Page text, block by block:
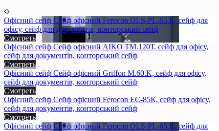
Офісний сейф Сейф офiсний Ferocon OLS-PL-65.К, сейф для
офiсу, сейф для документiв, конторський сейф
Смотреть
Офісний сейф Сейф офiсний AIKO TM.120Т, сейф для офiсу,
сейф для документiв, конторський сейф
Смотреть
Офісний сейф Сейф офiсний Griffon M.60.K, сейф для офiсу,
сейф для документiв, конторський сейф
Смотреть
Офісний сейф Сейф офiсний Ferocon ЕС-85К, сейф для офiсу,
сейф для документiв, конторський сейф
Смотреть
Офісний сейф Сейф офiсний Ferocon OLS-PL-65.К, сейф для